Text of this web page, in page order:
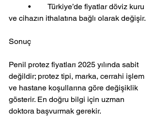
ve cihazın ithalatına bağlı olarak değişir.
Sonuç
Penil protez fiyatları 2025 yılında sabit
değildir; protez tipi, marka, cerrahi işlem
ve hastane koşullarına göre değişiklik
gösterir. En doğru bilgi için uzman
doktora başvurmak gerekir.